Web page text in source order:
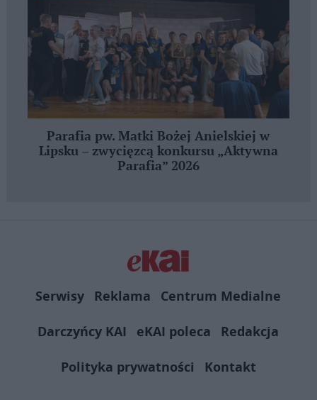
Parafia pw. Matki Bożej Anielskiej w
Lipsku – zwycięzcą konkursu „Aktywna
Parafia” 2026
Serwisy Reklama
Centrum Medialne
Darczyńcy KAI
eKAI poleca
Redakcja
Polityka prywatności
Kontakt